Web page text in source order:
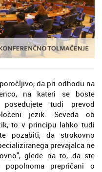
da pri odhodu na
na kateri se boste
posedujete tudi prevod
jezik. Seveda ob
to v principu lahko tudi
pozabiti, da strokovno
prevajalca ne
glede na to, da ste
prepričani o